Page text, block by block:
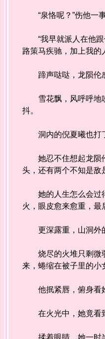
“泉恪呢？”伤他一事
“我早就派人在他跟
路策马疾驰，加上我的
蹄声哒哒，龙陨伦感
雪花飘，风呼呼地吹
抖。
洞内的倪夏曦也打
她忍不住想起龙陨伦
头，还有两个不知是
她的人生怎么会过得
火，眼皮愈来愈重，最
更深露重，山洞外的
烧尽的火堆只剩微弱
来，蜷缩在被子里的小
他抿紧唇，俯身看她
在火光中，她竟看
揉着眼睛，她一时半